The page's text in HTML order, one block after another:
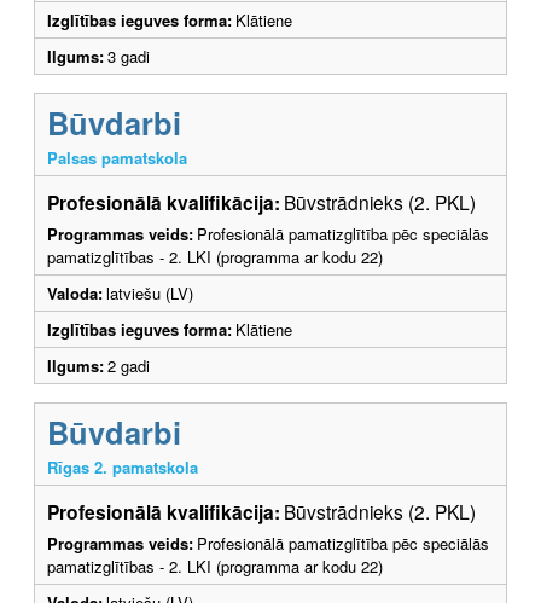
Izglītības ieguves forma: Klātiene
Ilgums:3 gadi
Būvdarbi
Palsas pamatskola
Profesionālā kvalifikācija: Būvstrādnieks (2. PKL)
Programmas veids: Profesionālā pamatizglītība pēc speciālās
pamatizglītības - 2. LKI (programma ar kodu 22)
Valoda:latviešu (LV)
Izglītības ieguves forma: Klātiene
Ilgums:2 gadi
Būvdarbi
Rīgas 2. pamatskola
Profesionālā kvalifikācija: Būvstrādnieks (2. PKL)
Programmas veids: Profesionālā pamatizglītība pēc speciālās
pamatizglītības - 2. LKI (programma ar kodu 22)